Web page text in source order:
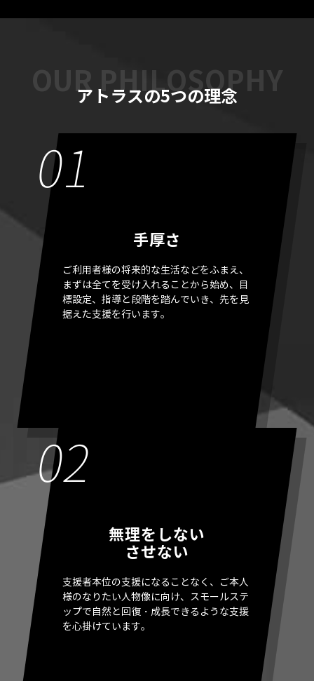
アトラスの5つの理念
手厚さ
ご利用者様の将来的な生活などをふまえ、
まずは全てを受け入れることから始め、目
標設定、指導と段階を踏んでいき、先を見
据えた支援を行います。
無理をしない
させない
支援者本位の支援になることなく、ご本人
様のなりたい人物像に向け、スモールステ
ップで自然と回復・成長できるような支援
を心掛けています。